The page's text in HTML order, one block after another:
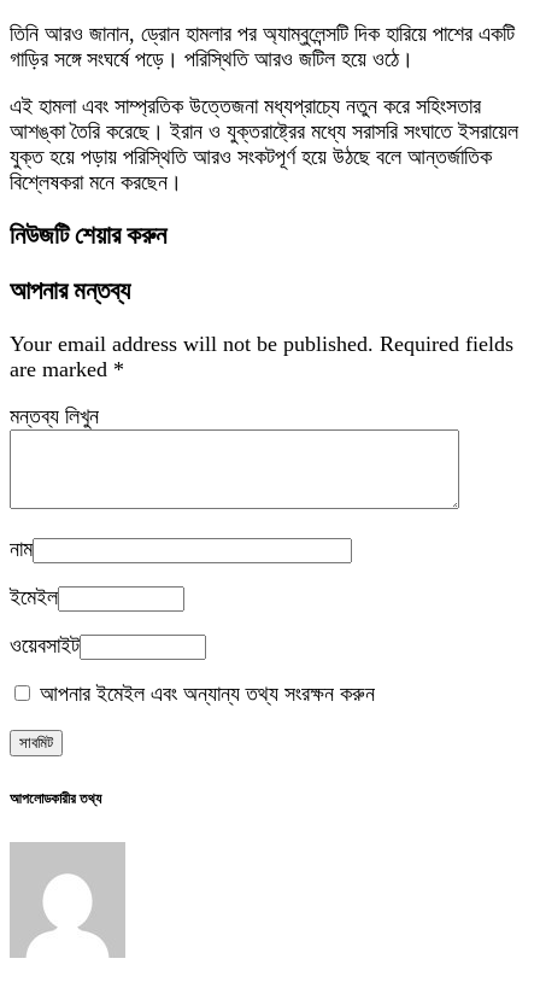
তিনি আরও জানান, ড্রোন হামলার পর অ্যাম্বুলেন্সটি দিক হারিয়ে পাশের একটি
গাড়ির সঙ্গে সংঘর্ষে পড়ে। পরিস্থিতি আরও জটিল হয়ে ওঠে।
এই হামলা এবং সাম্প্রতিক উত্তেজনা মধ্যপ্রাচ্যে নতুন করে সহিংসতার
আশঙ্কা তৈরি করেছে। ইরান ও যুক্তরাষ্ট্রের মধ্যে সরাসরি সংঘাতে ইসরায়েল
যুক্ত হয়ে পড়ায় পরিস্থিতি আরও সংকটপূর্ণ হয়ে উঠছে বলে আন্তর্জাতিক
বিশ্লেষকরা মনে করছেন।
নিউজটি শেয়ার করুন
আপনার মন্তব্য
Your email address will not be published. Required fields
are marked *
মন্তব্য লিখুন
নাম
ইমেইল
ওয়েবসাইট
আপনার ইমেইল এবং অন্যান্য তথ্য সংরক্ষন করুন
আপলোডকারীর তথ্য